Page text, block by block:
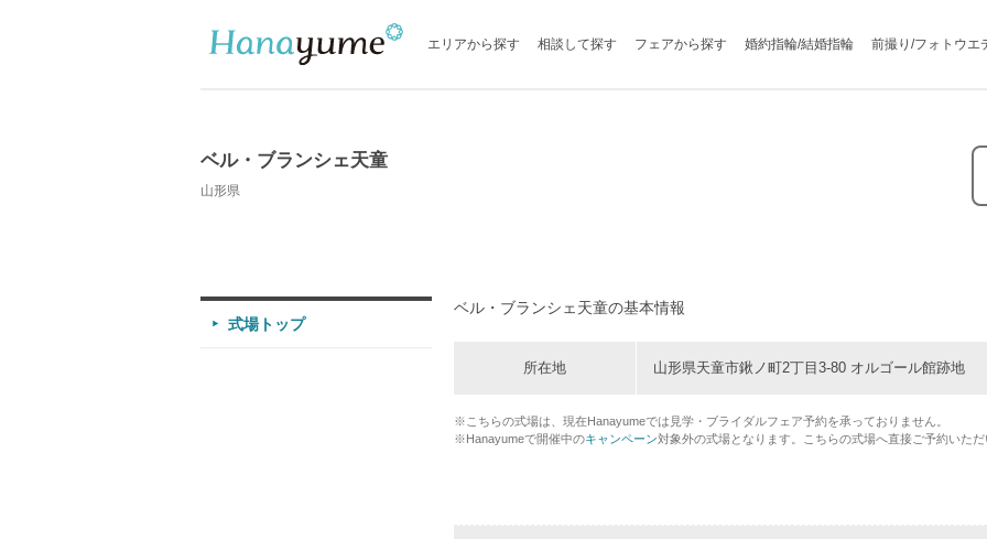
エリアから探す 相談して探す フェアから探す 婚約指輪/結婚指輪 前撮り/フォトウエ
ベル・ブランシェ天童
山形県
式場トップ
ベル・ブランシェ天童の基本情報
所在地 山形県天童市鍬ノ町2丁目3-80 オルゴール館跡地
※こちらの式場は、現在Hanayumeでは見学・ブライダルフェア予約を承っておりません。
※Hanayumeで開催中のキャンペーン対象外の式場となります。こちらの式場へ直接ご予約いた